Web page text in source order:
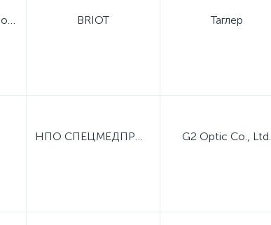
Lianyungang Tiannuo Optical Instrument Co., Ltd. BRIOT Таглер
НПО СПЕЦМЕДПРИБОР G2 Optic Co., Ltd.